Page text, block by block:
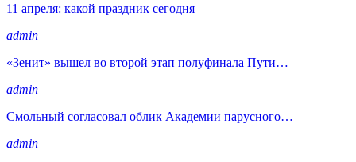
11 апреля: какой праздник сегодня
admin
«Зенит» вышел во второй этап полуфинала Пути…
admin
Смольный согласовал облик Академии парусного…
admin